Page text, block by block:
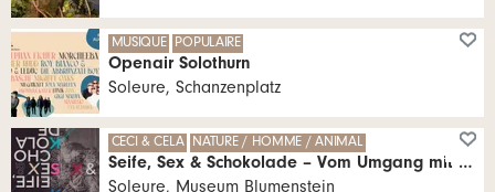
MUSIQUE POPULAIRE
Openair Solothurn
Soleure, Schanzenplatz
CECI & CELA NATURE / HOMME / ANIMAL
Seife, Sex & Schokolade – Vom Umgang mit den Körpersäften